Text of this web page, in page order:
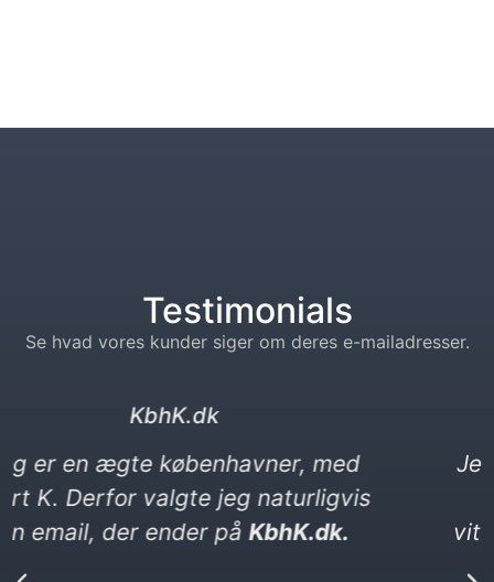
Testimonials
Se hvad vores kunder siger om deres e-mailadresser.
kebabser. dk
Jeg elsker kebab og vittigheder. Min
nye e-mail må gerne være en
vittighed. Den ender på kebabser. dk​